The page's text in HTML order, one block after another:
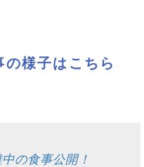
様子はこちら
の食事公開！